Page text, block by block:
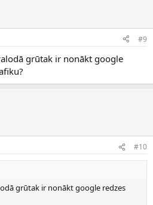
#9
grūtak ir nonākt google
#10
grūtak ir nonākt google redzes